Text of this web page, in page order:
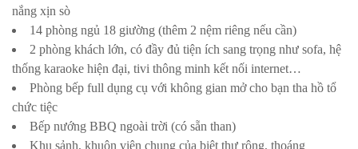
nắng xịn sò
14 phòng ngủ 18 giường (thêm 2 nệm riêng nếu cần)
2 phòng khách lớn, có đầy đủ tiện ích sang trọng như sofa, hệ
thống karaoke hiện đại, tivi thông minh kết nối internet…
Phòng bếp full dụng cụ với không gian mở cho bạn tha hồ tổ
chức tiệc
Bếp nướng BBQ ngoài trời (có sẵn than)
Khu sảnh, khuôn viên chung của biệt thự rộng, thoáng